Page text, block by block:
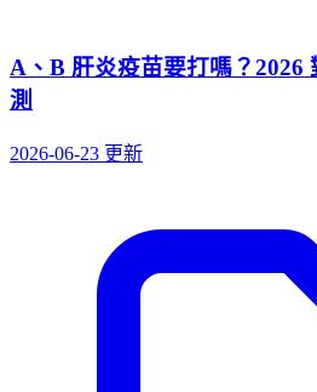
A、B 肝炎疫苗要打嗎？2026
測
2026-06-23 更新